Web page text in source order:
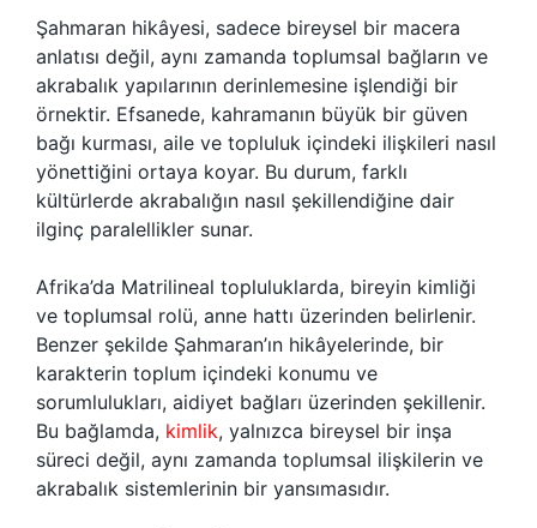
Şahmaran hikâyesi, sadece bireysel bir macera
anlatısı değil, aynı zamanda toplumsal bağların ve
akrabalık yapılarının derinlemesine işlendiği bir
örnektir. Efsanede, kahramanın büyük bir güven
bağı kurması, aile ve topluluk içindeki ilişkileri nasıl
yönettiğini ortaya koyar. Bu durum, farklı
kültürlerde akrabalığın nasıl şekillendiğine dair
ilginç paralellikler sunar.
Afrika’da Matrilineal topluluklarda, bireyin kimliği
ve toplumsal rolü, anne hattı üzerinden belirlenir.
Benzer şekilde Şahmaran’ın hikâyelerinde, bir
karakterin toplum içindeki konumu ve
sorumlulukları, aidiyet bağları üzerinden şekillenir.
Bu bağlamda, kimlik, yalnızca bireysel bir inşa
süreci değil, aynı zamanda toplumsal ilişkilerin ve
akrabalık sistemlerinin bir yansımasıdır.